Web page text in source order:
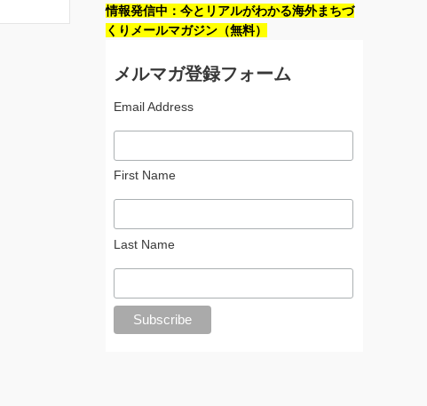
情報発信中：今とリアルがわかる海外まちづ
くりメールマガジン（無料）
メルマガ登録フォーム
Email Address
First Name
Last Name